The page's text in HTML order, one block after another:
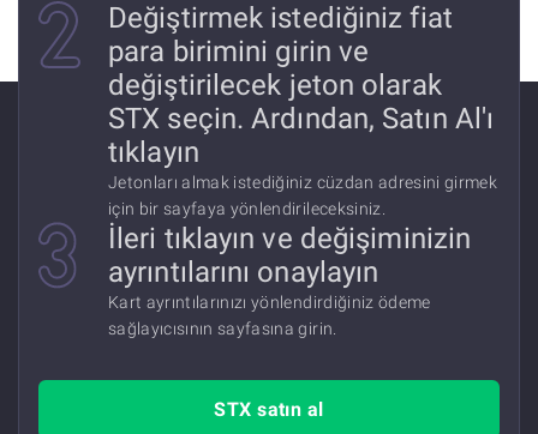
Değiştirmek istediğiniz fiat
para birimini girin ve
değiştirilecek jeton olarak
STX seçin. Ardından, Satın Al'ı
tıklayın
Jetonları almak istediğiniz cüzdan adresini girmek
için bir sayfaya yönlendirileceksiniz.
İleri tıklayın ve değişiminizin
ayrıntılarını onaylayın
Kart ayrıntılarınızı yönlendirdiğiniz ödeme
sağlayıcısının sayfasına girin.
STX satın al